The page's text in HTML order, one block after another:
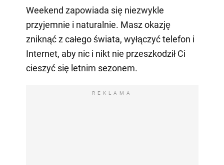
Weekend zapowiada się niezwykle
przyjemnie i naturalnie. Masz okazję
zniknąć z całego świata, wyłączyć telefon i
Internet, aby nic i nikt nie przeszkodził Ci
cieszyć się letnim sezonem.
REKLAMA